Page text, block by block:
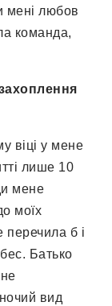
мені любов
команда,
віці у мене
лише 10
мене
моїх
б і
Батько
вид